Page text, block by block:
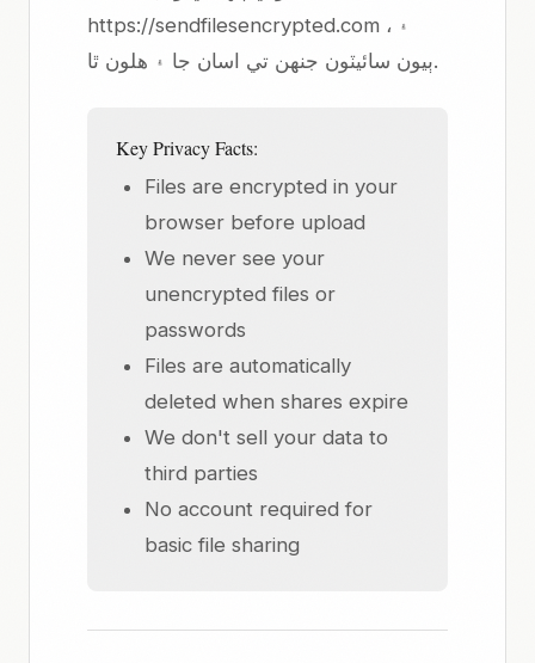
https://sendfilesencrypted.com ، ۽
ٻيون سائيٽون جنهن تي اسان جا ۽ هلون ٿا.
Key Privacy Facts:
Files are encrypted in your
browser before upload
We never see your
unencrypted files or
passwords
Files are automatically
deleted when shares expire
We don't sell your data to
third parties
No account required for
basic file sharing